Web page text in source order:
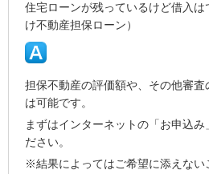
住宅ローンが残っているけど借入は
け不動産担保ローン）
担保不動産の評価額や、その他審
は可能です。
まずはインターネットの「お申込み
ださい。
※結果によってはご希望に添えない